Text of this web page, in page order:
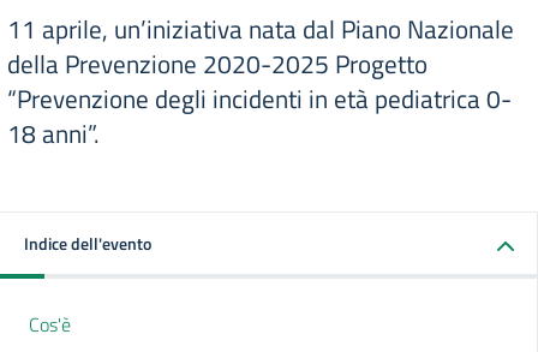
11 aprile, un’iniziativa nata dal Piano Nazionale
della Prevenzione 2020-2025 Progetto
“Prevenzione degli incidenti in età pediatrica 0-
18 anni”.
Indice dell'evento
Cos'è